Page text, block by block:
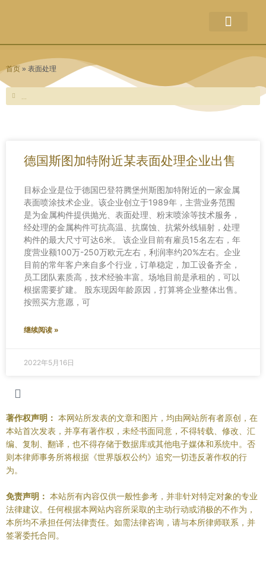
首页 » 表面处理
Search
Search
德国斯图加特附近某表面处理企业出售
目标企业是位于德国巴登符腾堡州斯图加特附近的一家金属
表面喷涂技术企业。该企业创立于1989年，主营业务范围
是为金属构件提供抛光、表面处理、粉末喷涂等技术服务，
经处理的金属构件可抗高温、抗腐蚀、抗紫外线辐射，处理
构件的最大尺寸可达6米。 该企业目前有雇员15名左右，年
度营业额100万-250万欧元左右，利润率约20%左右。企业
目前的常年客户来自多个行业，订单稳定，加工设备齐全，
员工团队素质高，技术经验丰富。场地目前是承租的，可以
根据需要扩建。 股东现因年龄原因，打算将企业整体出售。
按照买方意愿，可
继续阅读 »
2022年5月16日
著作权声明： 本网站所发表的文章和图片，均由网站所有者原创，在
本站首次发表，并享有著作权，未经书面同意，不得转载、修改、汇
编、复制、翻译，也不得存储于数据库或其他电子媒体和系统中。否
则本律师事务所将根据《世界版权公约》追究一切违反著作权的行
为。
免责声明： 本站所有内容仅供一般性参考，并非针对特定对象的专业
法律建议。任何根据本网站内容所采取的主动行动或消极的不作为，
本所均不承担任何法律责任。如需法律咨询，请与本所律师联系，并
签署委托合同。